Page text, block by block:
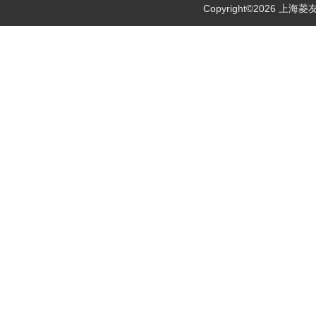
Copyright©2026 上海菱